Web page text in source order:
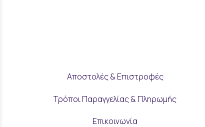
Αποστολές & Επιστροφές
Τρόποι Παραγγελίας & Πληρωμής
Επικοινωνία